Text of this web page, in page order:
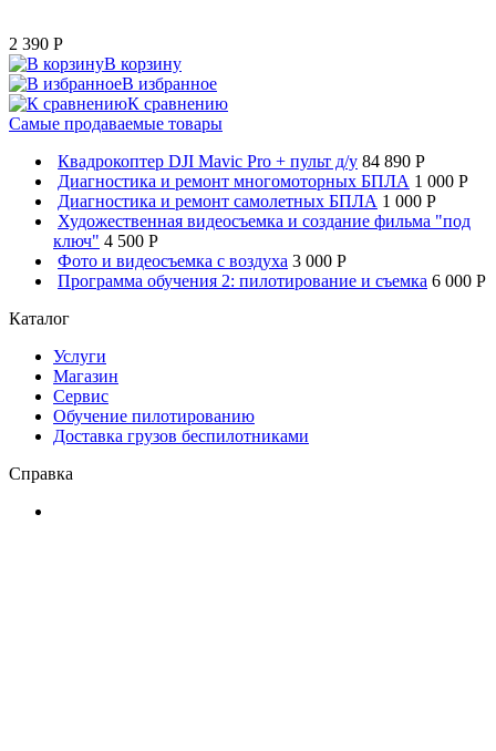
2 390 P
В корзину
В избранное
К сравнению
Самые продаваемые товары
Квадрокоптер DJI Mavic Pro + пульт д/у 84 890 P
Диагностика и ремонт многомоторных БПЛА 1 000 P
Диагностика и ремонт самолетных БПЛА 1 000 P
Художественная видеосъемка и создание фильма "под
ключ" 4 500 P
Фото и видеосъемка с воздуха 3 000 P
Программа обучения 2: пилотирование и съемка 6 000 P
Каталог
Услуги
Магазин
Сервис
Обучение пилотированию
Доставка грузов беспилотниками
Справка